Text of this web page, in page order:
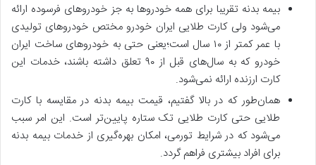
بیمه بدنه تقریبا برای همه خودروها به جز خودروهای فرسوده ارائه
می‌شود ولی کارت طلایی ایران خودرو مختص خودروهای تولیدی
با عمر کمتر از ۱۰ سال است؛یعنی حتی به خودروهای ساخت ایران
خودرو که به سال‌‌های قبل از ۹۰ تعلق داشته باشند، خدمات این
کارت ارزنده ارائه نمی‌شود.
همان‌طور که در بالا گفتیم، قیمت بیمه بدنه در مقایسه با کارت
طلایی حتی کارت طلایی تک ستاره پایین‌تر است. این امر سبب
می‌شود که در شرایط تورمی، امکان بهره‌‌گیری از خدمات بیمه بدنه
برای افراد بیشتری فراهم گردد.